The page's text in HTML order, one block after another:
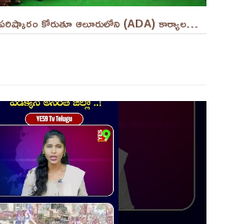
MPEO తమ సమస్యల పరిష్కారం కోరుతూ ఆలూరులోని (ADA) కార్యాలయం ఎదుట దీక్ష ||YES 9TV #kurnool